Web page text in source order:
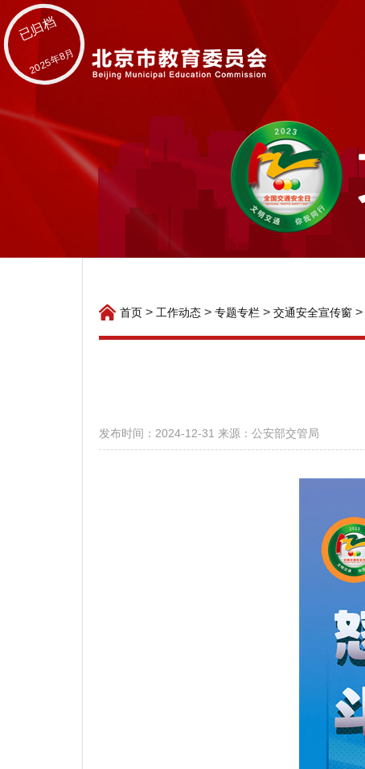
已归档
2025年8月
首页 > 工作动态 > 专题专栏 > 交通安全宣传窗 >
发布时间：2024-12-31 来源：公安部交管局